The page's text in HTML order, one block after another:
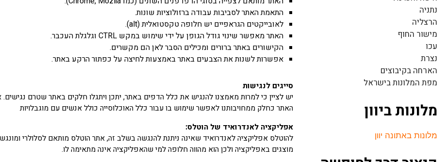
נתניה
הרצליה
מישור החוף
עכו
נצרת
הארחה בקיבוצים
מפת המלונות בישראל
מלונות ביוון
מלונות באתונה יוון
התאמת האתר לסביבות עבודה ברזולוציות שונות.
לאובייקטים הגראפיים יש חלופה טקסטואלית (alt).
האתר מאפשר שינוי גודל הגופן על ידי שימוש במקש CTRL וגלגלת העכבר.
הקישורים באתר ברורים ומכילים הסבר לאן הם מקשרים.
אפשרות לשנות את הצבעים באתר באמצעות לחיצה על כפתור הרקע באתר.
סייגים לנגישות
יש לציין כי למרות מאמצנו להנגיש את כלל הדפים באתר, יתכן ויתגלו חלקים באתר שטרם
האתר כחלק ממחויבותנו לאפשר שימוש בו עבור כלל האוכלוסייה כולל אנשים עם מוגבלויות
אפליקציה לאנדרואיד של הוטלס:
להוטלס אפליקציה לאנדרואיד שאינה ניתנת להנגשה בשלב זה, אתר הוטלס מותאם לסלולרי
מוצגים באפליקציה ולכן הוא מהווה חלופה למי שהאפליקציה אינה מתאימה לו.